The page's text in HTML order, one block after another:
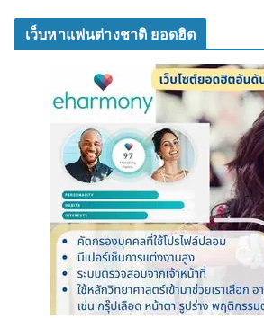
เว็บหาแฟนต่างชาติ ยอดฮิต